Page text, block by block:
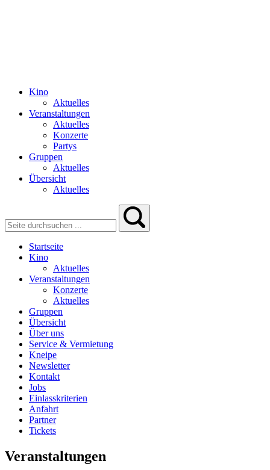
Kino
Aktuelles
Veranstaltungen
Aktuelles
Konzerte
Partys
Gruppen
Aktuelles
Übersicht
Aktuelles
Startseite
Kino
Aktuelles
Veranstaltungen
Konzerte
Aktuelles
Gruppen
Übersicht
Über uns
Service & Vermietung
Kneipe
Newsletter
Kontakt
Jobs
Einlasskriterien
Anfahrt
Partner
Tickets
Veranstaltungen